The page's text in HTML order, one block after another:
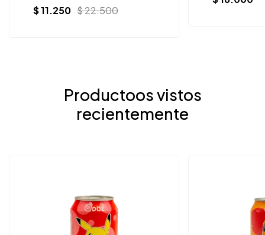
$22.500
$11.250
Productoos vistos
recientemente